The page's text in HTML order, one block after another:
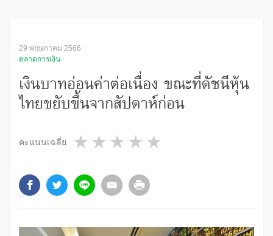
29 พฤษภาคม 2566
ตลาดการเงิน
เงินบาทอ่อนค่าต่อเนื่อง ขณะที่ดัชนีหุ้น
ไทยขยับขึ้นจากสัปดาห์ก่อน
คะแนนเฉลี่ย 4 stars
3 stars
2 stars
1 star